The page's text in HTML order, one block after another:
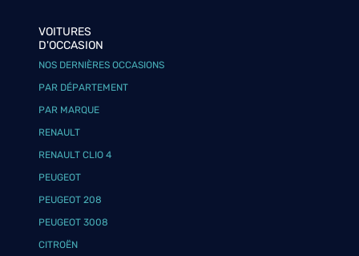
VOITURES
D'OCCASION
NOS DERNIÈRES OCCASIONS
PAR DÉPARTEMENT
PAR MARQUE
RENAULT
RENAULT CLIO 4
PEUGEOT
PEUGEOT 208
PEUGEOT 3008
CITROËN